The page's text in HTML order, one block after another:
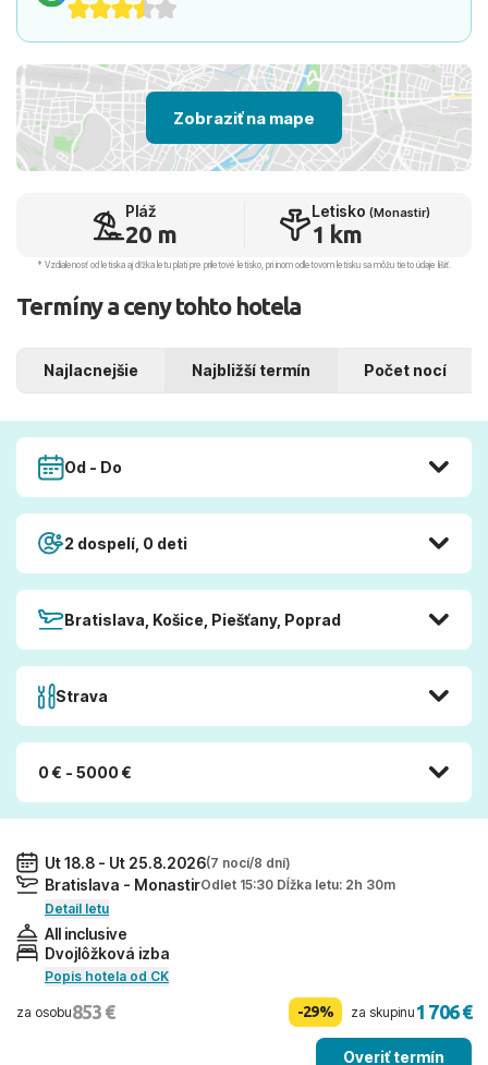
Zobraziť na mape
Pláž
20 m
Letisko (Monastir)
1 km
* Vzdialenosť od letiska aj dľžka letu platí pre príletové letisko, pri inom odletovom letisku sa môžu tieto údaje líšiť.
Termíny a ceny tohto hotela
Najlacnejšie Najbližší termín Počet nocí
Od - Do
2 dospelí, 0 deti
Bratislava, Košice, Piešťany, Poprad
Strava
0 € - 5000 €
Ut 18.8 - Ut 25.8.2026(7 nocí/8 dní)
Bratislava - MonastirOdlet 15:30 Dĺžka letu: 2h 30m
Detail letu
All inclusive
Dvojlôžková izba
Popis hotela od CK
za osobu853 € -29% za skupinu1 706 €
Overiť termín